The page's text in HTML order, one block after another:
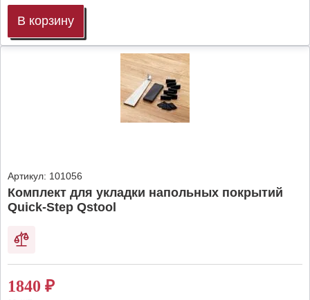
В корзину
Артикул: 101056
Комплект для укладки напольных покрытий
Quick-Step Qstool
1840 ₽